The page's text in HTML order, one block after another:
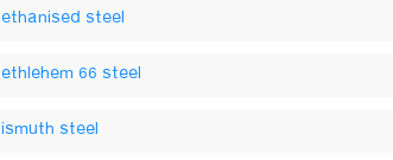
steel
66 steel
steel